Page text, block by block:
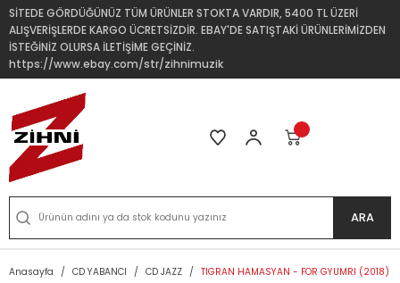
SİTEDE GÖRDÜĞÜNÜZ TÜM ÜRÜNLER STOKTA VARDIR, 5400 TL ÜZERİ
ALIŞVERİŞLERDE KARGO ÜCRETSİZDİR. EBAY'DE SATIŞTAKİ ÜRÜNLERİMİZDEN
İSTEĞİNİZ OLURSA İLETİŞİME GEÇİNİZ.
https://www.ebay.com/str/zihnimuzik
ARA
Anasayfa CD YABANCI CD JAZZ TIGRAN HAMASYAN - FOR GYUMRI (2018) -